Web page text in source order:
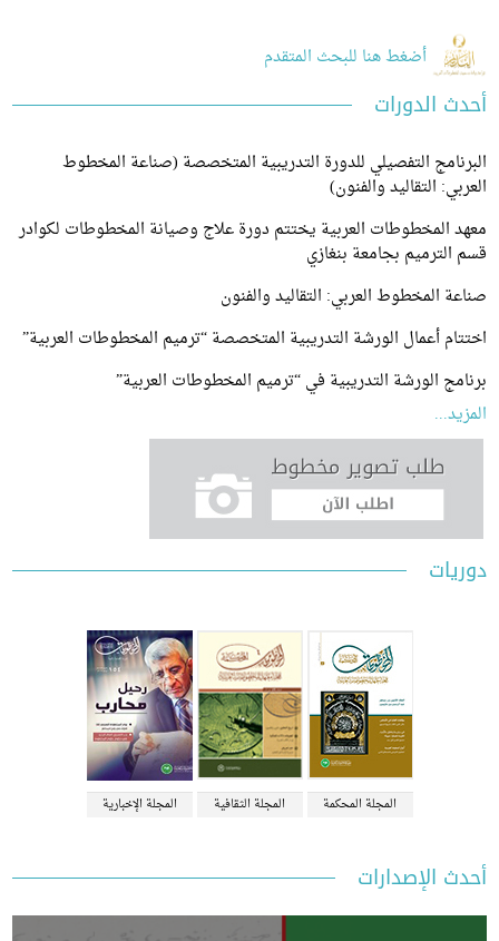
أضغط هنا للبحث المتقدم
الدورات
التفصيلي للدورة التدريبية المتخصصة (صناعة المخطوط
التقاليد والفنون)
المخطوطات العربية يختتم دورة علاج وصيانة المخطوطات لكوادر
بجامعة بنغازي
المخطوط العربي: التقاليد والفنون
أعمال الورشة التدريبية المتخصصة “ترميم المخطوطات العربية”
الورشة التدريبية في “ترميم المخطوطات العربية”
المجلة المحكمة المجلة الثقافية المجلة الإخبارية
الإصدارات